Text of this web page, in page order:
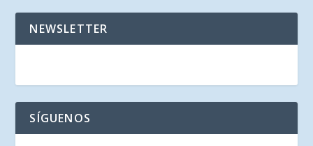
NEWSLETTER
SÍGUENOS